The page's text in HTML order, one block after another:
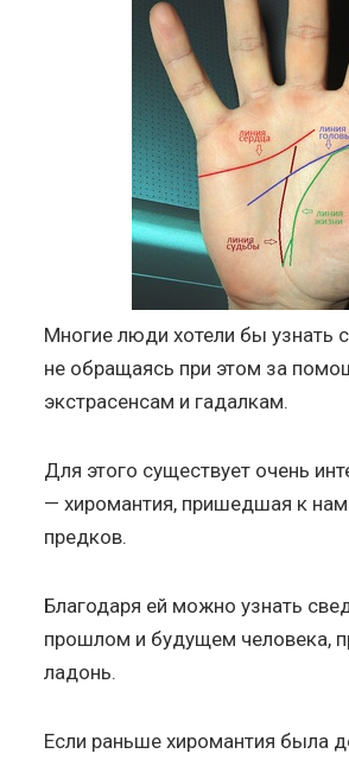
Многие люди хотели бы узнать
не обращаясь при этом за
экстрасенсам и гадалкам.
Для этого существует очень
— хиромантия, пришедшая к
предков.
Благодаря ей можно узнать
прошлом и будущем человека,
ладонь.
Если раньше хиромантия была